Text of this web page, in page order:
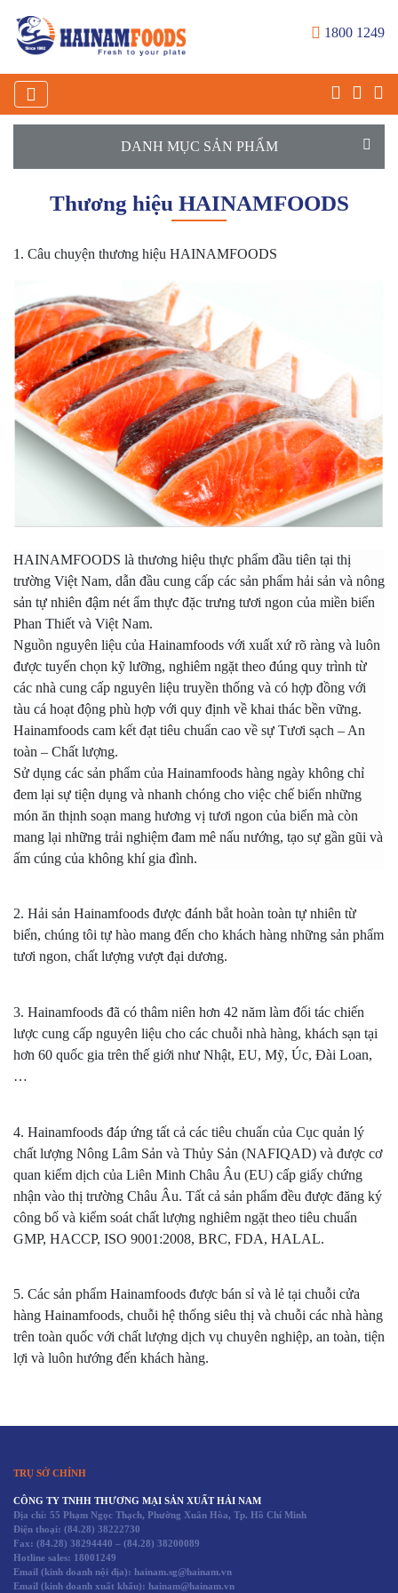
1800 1249
DANH MỤC SẢN PHẨM
Thương hiệu HAINAMFOODS
1. Câu chuyện thương hiệu HAINAMFOODS
HAINAMFOODS là thương hiệu thực phẩm đầu tiên tại thị
trường Việt Nam, dẫn đầu cung cấp các sản phẩm hải sản và nông
sản tự nhiên đậm nét ẩm thực đặc trưng tươi ngon của miền biển
Phan Thiết và Việt Nam.
Nguồn nguyên liệu của Hainamfoods với xuất xứ rõ ràng và luôn
được tuyển chọn kỹ lưỡng, nghiêm ngặt theo đúng quy trình từ
các nhà cung cấp nguyên liệu truyền thống và có hợp đồng với
tàu cá hoạt động phù hợp với quy định về khai thác bền vững.
Hainamfoods cam kết đạt tiêu chuẩn cao về sự Tươi sạch – An
toàn – Chất lượng.
Sử dụng các sản phẩm của Hainamfoods hàng ngày không chỉ
đem lại sự tiện dụng và nhanh chóng cho việc chế biến những
món ăn thịnh soạn mang hương vị tươi ngon của biển mà còn
mang lại những trải nghiệm đam mê nấu nướng, tạo sự gần gũi và
ấm cúng của không khí gia đình.
2. Hải sản Hainamfoods được đánh bắt hoàn toàn tự nhiên từ
biển, chúng tôi tự hào mang đến cho khách hàng những sản phẩm
tươi ngon, chất lượng vượt đại dương.
3. Hainamfoods đã có thâm niên hơn 42 năm làm đối tác chiến
lược cung cấp nguyên liệu cho các chuỗi nhà hàng, khách sạn tại
hơn 60 quốc gia trên thế giới như Nhật, EU, Mỹ, Úc, Đài Loan,
…
4. Hainamfoods đáp ứng tất cả các tiêu chuẩn của Cục quản lý
chất lượng Nông Lâm Sản và Thủy Sản (NAFIQAD) và được cơ
quan kiểm dịch của Liên Minh Châu Âu (EU) cấp giấy chứng
nhận vào thị trường Châu Âu. Tất cả sản phẩm đều được đăng ký
công bố và kiểm soát chất lượng nghiêm ngặt theo tiêu chuẩn
GMP, HACCP, ISO 9001:2008, BRC, FDA, HALAL.
5. Các sản phẩm Hainamfoods được bán sỉ và lẻ tại chuỗi cửa
hàng Hainamfoods, chuỗi hệ thống siêu thị và chuỗi các nhà hàng
trên toàn quốc với chất lượng dịch vụ chuyên nghiệp, an toàn, tiện
lợi và luôn hướng đến khách hàng.
TRỤ SỞ CHÍNH
CÔNG TY TNHH THƯƠNG MẠI SẢN XUẤT HẢI NAM
Địa chỉ: 55 Phạm Ngọc Thạch, Phường Xuân Hòa, Tp. Hồ Chí Minh
Điện thoại: (84.28) 38222730
Fax: (84.28) 38294440 – (84.28) 38200089
Hotline sales: 18001249
Email (kinh doanh nội địa): hainam.sg@hainam.vn
Email (kinh doanh xuất khẩu): hainam@hainam.vn